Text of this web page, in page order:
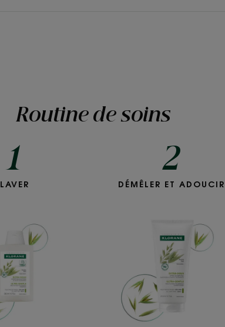
Routine de soins
1
EXTRA-
quotidien
haute
tolérance
LAVER
2
EXTRA-
Shampoing
quotidien
et
haute-
tolérance
DÉMÊLER ET ADOUCIR